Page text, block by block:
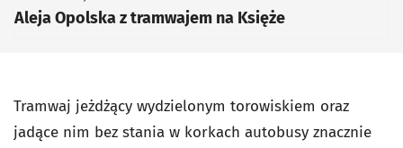
Aleja Opolska z tramwajem na Księże
Tramwaj jeżdżący wydzielonym torowiskiem oraz
jadące nim bez stania w korkach autobusy znacznie